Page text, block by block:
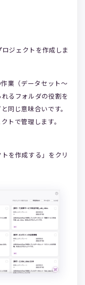
ジェクトを作成しま
業（データセット～
るフォルダの役割を
同じ意味合いです。
トで管理します。
を作成する」をクリ